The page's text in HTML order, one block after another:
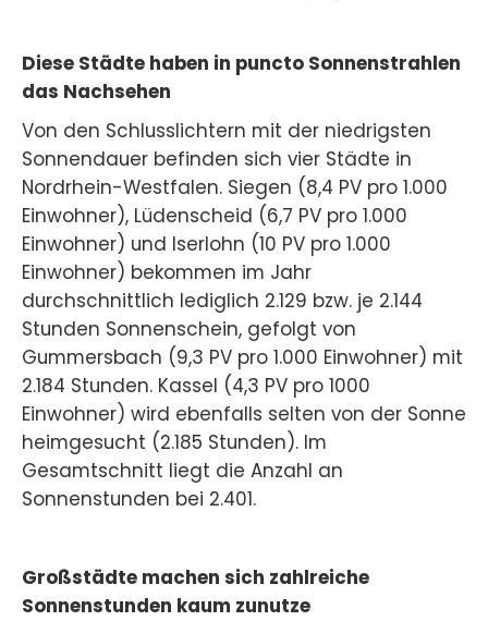
Diese Städte haben in puncto Sonnenstrahlen
das Nachsehen
Von den Schlusslichtern mit der niedrigsten
Sonnendauer befinden sich vier Städte in
Nordrhein-Westfalen. Siegen (8,4 PV pro 1.000
Einwohner), Lüdenscheid (6,7 PV pro 1.000
Einwohner) und Iserlohn (10 PV pro 1.000
Einwohner) bekommen im Jahr
durchschnittlich lediglich 2.129 bzw. je 2.144
Stunden Sonnenschein, gefolgt von
Gummersbach (9,3 PV pro 1.000 Einwohner) mit
2.184 Stunden. Kassel (4,3 PV pro 1000
Einwohner) wird ebenfalls selten von der Sonne
heimgesucht (2.185 Stunden). Im
Gesamtschnitt liegt die Anzahl an
Sonnenstunden bei 2.401.
Großstädte machen sich zahlreiche
Sonnenstunden kaum zunutze